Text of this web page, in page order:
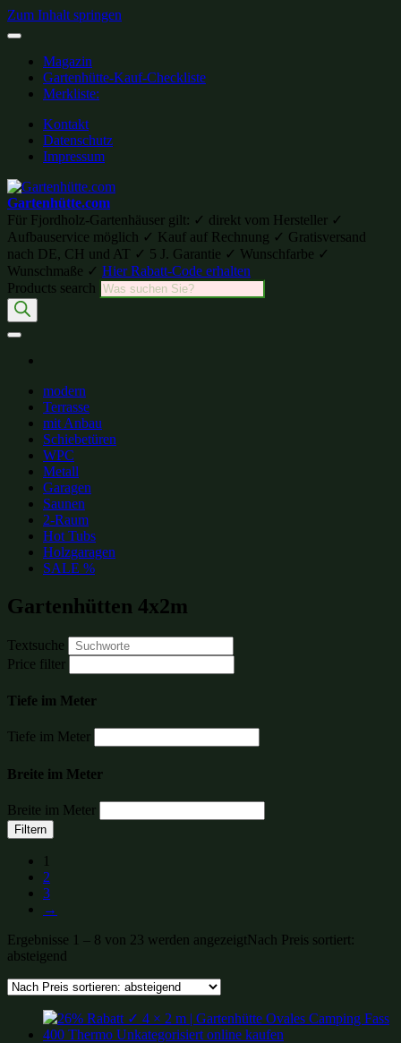
Zum Inhalt springen
Magazin
Gartenhütte-Kauf-Checkliste
Merkliste:
Kontakt
Datenschutz
Impressum
Gartenhütte.com
Für Fjordholz-Gartenhäuser gilt: ✓ direkt vom Hersteller ✓
Aufbauservice möglich ✓ Kauf auf Rechnung ✓ Gratisversand
nach DE, CH und AT ✓ 5 J. Garantie ✓ Wunschfarbe ✓
Wunschmaße ✓ Hier Rabatt-Code erhalten
Products search
modern
Terrasse
mit Anbau
Schiebetüren
WPC
Metall
Garagen
Saunen
2-Raum
Hot Tubs
Holzgaragen
SALE %
Gartenhütten 4x2m
Textsuche
Price filter
Tiefe im Meter
Tiefe im Meter
Breite im Meter
Breite im Meter
Filtern
1
2
3
→
Ergebnisse 1 – 8 von 23 werden angezeigtNach Preis sortiert:
absteigend